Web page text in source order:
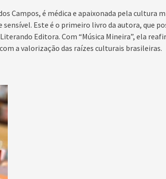
Campos, é médica e apaixonada pela cultura
Este é o primeiro livro da autora, que
Editora. Com “Música Mineira”, ela
a valorização das raízes culturais brasileiras.